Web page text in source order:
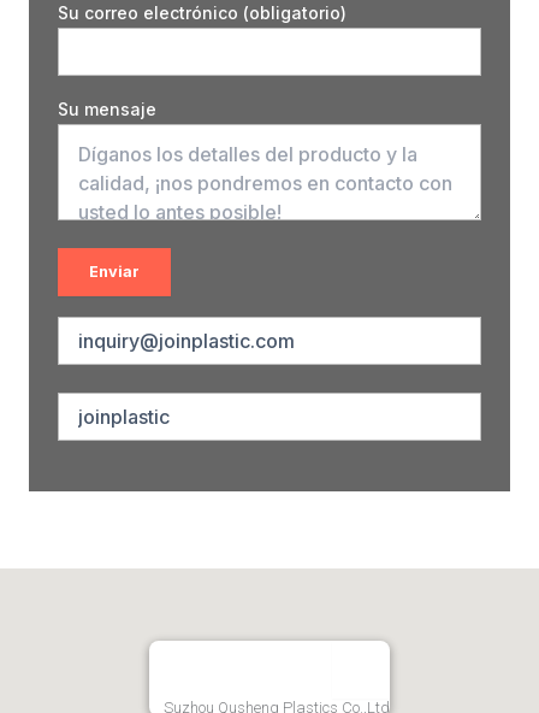
Su correo electrónico (obligatorio)
Su mensaje
Suzhou Qusheng Plastics Co.,Ltd